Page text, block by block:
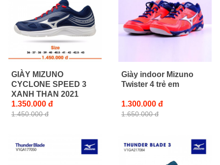
GIÀY MIZUNO
CYCLONE SPEED 3
XANH THAN 2021
1.350.000 đ
1.450.000 đ
Giày indoor Mizuno
Twister 4 trẻ em
1.300.000 đ
1.650.000 đ